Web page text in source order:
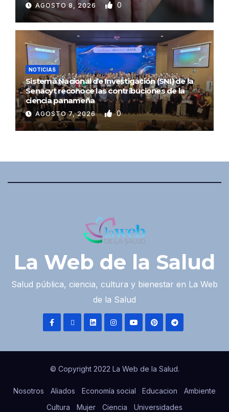
AGOSTO 8, 2026 0
NOTICIAS
Sistema Nacional de Investigación (SNI) de la
Senacyt reconoce las contribuciones de la
ciencia panameña
AGOSTO 7, 2026 0
La Web de la Salud
Salud pública, ciencia, cultura y bienestar en La Web
de la Salud
© Copyright 2022 La Web de la Salud.
Nosotros Aliados Economía social Educacion
Ambiente
Cultura
Mujer Ciencia Universidades